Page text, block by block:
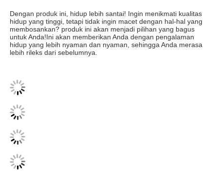
Dengan produk ini, hidup lebih santai! Ingin menikmati kualitas
hidup yang tinggi, tetapi tidak ingin macet dengan hal-hal yang
membosankan? produk ini akan menjadi pilihan yang bagus
untuk Anda!Ini akan memberikan Anda dengan pengalaman
hidup yang lebih nyaman dan nyaman, sehingga Anda merasa
lebih rileks dari sebelumnya.